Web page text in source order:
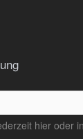
hier oder